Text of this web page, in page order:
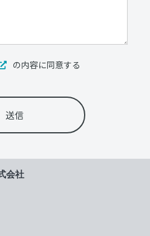
の内容に同意する
会社